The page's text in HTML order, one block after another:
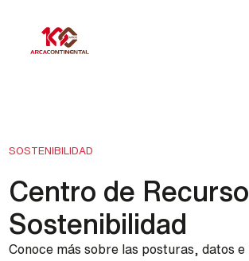
SOSTENIBILIDAD
Centro de
Sostenibilidad
Conoce más sobre las posturas, datos e